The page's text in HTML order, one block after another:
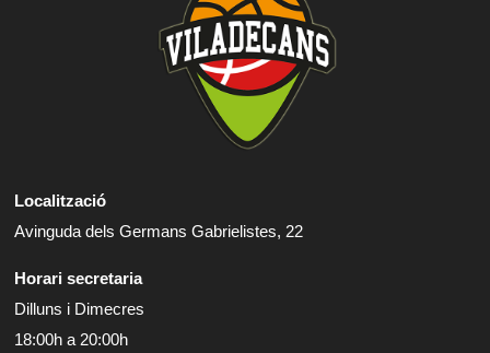
Localització
Avinguda dels Germans Gabrielistes, 22
Horari secretaria
Dilluns i Dimecres
18:00h a 20:00h